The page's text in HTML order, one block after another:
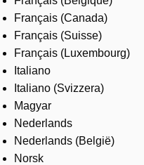
Français (Canada)
Français (Suisse)
Français (Luxembourg)
Italiano
Italiano (Svizzera)
Magyar
Nederlands
Nederlands (België)
Norsk